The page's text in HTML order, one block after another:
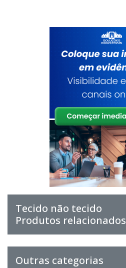
Tecido não tecido
Produtos relacionados
Outras categorias